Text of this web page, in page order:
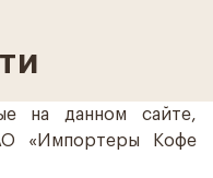
на данном сайте,
«Импортеры Кофе